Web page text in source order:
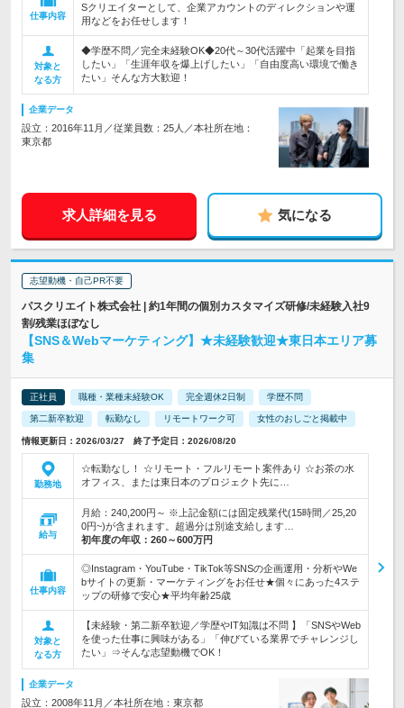
仕事内容
Sクリエイターとして、企業アカウントのディレクションや運
用などをお任せします！
対象と
なる方
◆学歴不問／完全未経験OK◆20代～30代活躍中「起業を目指
したい」「生涯年収を爆上げしたい」「自由度高い環境で働き
たい」そんな方大歓迎！
企業データ
設立：2016年11月／従業員数：25人／本社所在地：
東京都
求人詳細を見る 気になる
志望動機・自己PR不要
パスクリエイト株式会社 | 約1年間の個別カスタマイズ研修/未経験入社9
割/残業ほぼなし
【SNS＆Webマーケティング】★未経験歓迎★東日本エリア募
集
正社員 職種・業種未経験OK 完全週休2日制 学歴不問
第二新卒歓迎 転勤なし リモートワーク可 女性のおしごと掲載中
情報更新日：2026/03/27 終了予定日：2026/08/20
勤務地
☆転勤なし！ ☆リモート・フルリモート案件あり ☆お茶の水
オフィス、または東日本のプロジェクト先に…
給与
月給：240,200円～ ※上記金額には固定残業代(15時間／25,20
0円~)が含まれます。超過分は別途支給します…
初年度の年収： 260～600万円
仕事内容
◎Instagram・YouTube・TikTok等SNSの企画運用・分析やWe
bサイトの更新・マーケティングをお任せ★個々にあった4ステ
ップの研修で安心★平均年齢25歳
対象と
なる方
【未経験・第二新卒歓迎／学歴やIT知識は不問 】「SNSやWeb
を使った仕事に興味がある」「伸びている業界でチャレンジし
たい」⇒そんな志望動機でOK！
企業データ
設立：2008年11月／本社所在地：東京都